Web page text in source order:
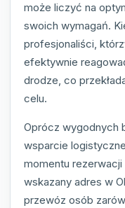
może liczyć na
swoich wymagań.
profesjonaliści,
efektywnie
drodze, co
celu.
Oprócz wygodnych
wsparcie
momentu
wskazany adres w
przewóz osób